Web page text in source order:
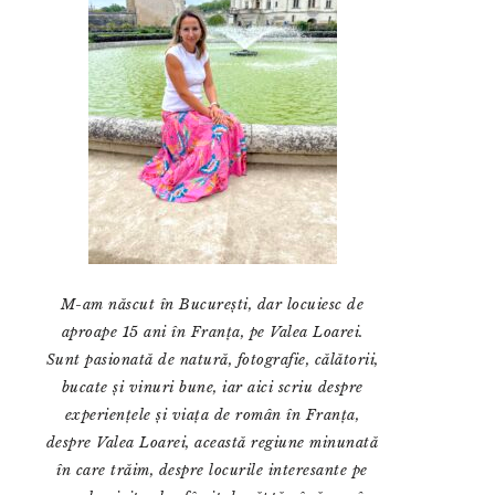
M-am născut în București, dar locuiesc de
aproape 15 ani în Franța, pe Valea Loarei.
Sunt pasionată de natură, fotografie, călătorii,
bucate și vinuri bune, iar aici scriu despre
experiențele și viața de român în Franța,
despre Valea Loarei, această regiune minunată
în care trăim, despre locurile interesante pe